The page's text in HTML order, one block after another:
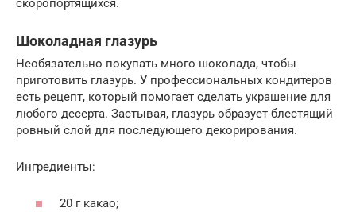
скоропортящихся.
Шоколадная глазурь
Необязательно покупать много шоколада, чтобы
приготовить глазурь. У профессиональных кондитеров
есть рецепт, который помогает сделать украшение для
любого десерта. Застывая, глазурь образует блестящий
ровный слой для последующего декорирования.
Ингредиенты:
20 г какао;